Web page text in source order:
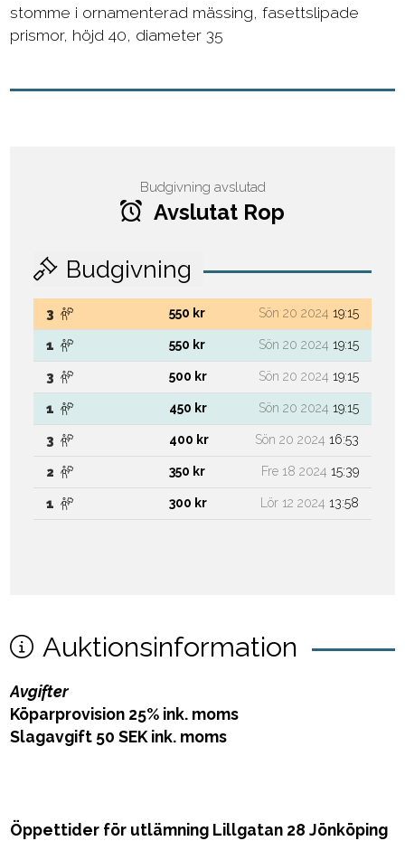
stomme i ornamenterad mässing, fasettslipade
prismor, höjd 40, diameter 35
Budgivning avslutad
Avslutat Rop
Budgivning
3 550 kr Sön 20 2024 19:15
1 550 kr Sön 20 2024 19:15
3 500 kr Sön 20 2024 19:15
1 450 kr Sön 20 2024 19:15
3 400 kr Sön 20 2024 16:53
2 350 kr Fre 18 2024 15:39
1 300 kr Lör 12 2024 13:58
Auktionsinformation
Avgifter
Köparprovision 25% ink. moms
Slagavgift 50 SEK ink. moms
Öppettider för utlämning Lillgatan 28 Jönköping